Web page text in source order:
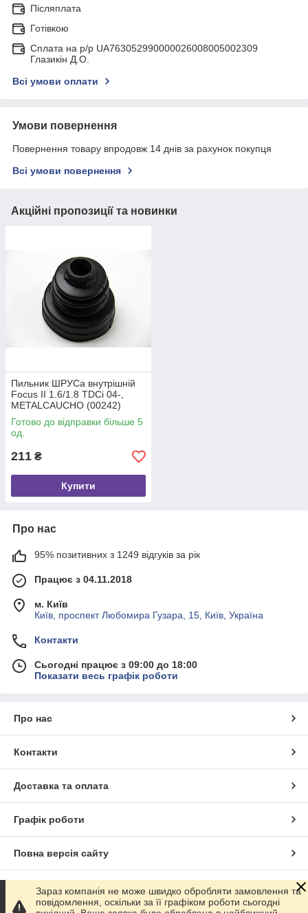
Післяплата
Готівкою
Сплата на р/р UA763052990000026008005002309
Глазикін Д.О.
Всі умови оплати
Умови повернення
Повернення товару впродовж 14 днів за рахунок покупця
Всі умови повернення
Акційні пропозиції та новинки
Пильник ШРУСа внутрішній
Focus II 1.6/1.8 TDCi 04-,
METALCAUCHO (00242)
Готово до відправки більше 5
од.
211 ₴
Купити
Про нас
95% позитивних з 1249 відгуків за рік
Працює з 04.11.2018
м. Київ
Київ, проспект Любомира Гузара, 15, Київ, Україна
Контакти
Сьогодні працює з 09:00 до 18:00
Показати весь графік роботи
Про нас
Контакти
Доставка та оплата
Графік роботи
Повна версія сайту
Сайт створено на маркетплейсіProm.ua
Зараз компанія не може швидко обробляти замовлення та
повідомлення, оскільки за її графіком роботи сьогодні